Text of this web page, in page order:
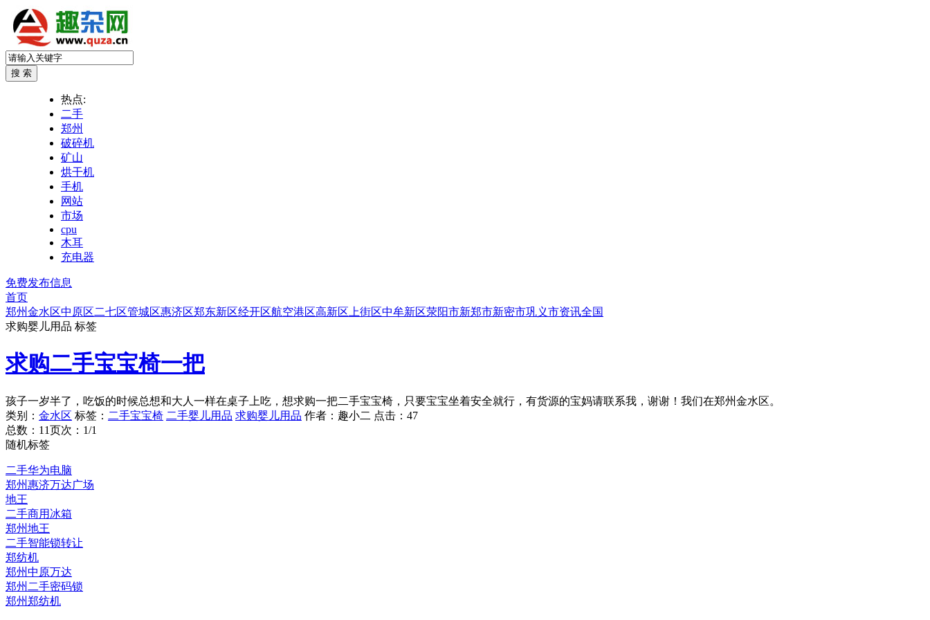
热点:
二手
郑州
破碎机
矿山
烘干机
手机
网站
市场
cpu
木耳
充电器
免费发布信息
首页
郑州金水区中原区二七区管城区惠济区郑东新区经开区航空港区高新区 上街区中牟新区荥阳市新郑市新密市巩义市资讯全国
求购婴儿用品 标签
求购二手宝宝椅一把
孩子一岁半了，吃饭的时候总想和大人一样在桌子上吃，想求购一把二手宝宝椅，只要宝宝坐着安全就行，有货源的宝妈请联系我，谢谢！我们在郑州金水区。
类别： 金水区 标签： 二手宝宝椅 二手婴儿用品 求购婴儿用品 作者： 趣小二 点击： 47
总数：1 1页次：1/1
随机标签
二手华为电脑
郑州惠济万达广场
地王
二手商用冰箱
郑州地王
二手智能锁转让
郑纺机
郑州中原万达
郑州二手密码锁
郑州郑纺机